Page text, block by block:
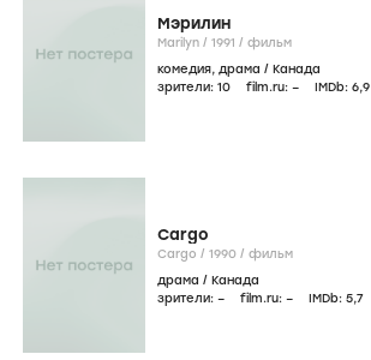
Мэрилин
Marilyn / 1991 / фильм
комедия, драма / Канада
зрители: 10 film.ru: – IMDb: 6,9
Cargo
Cargo / 1990 / фильм
драма / Канада
зрители: – film.ru: – IMDb: 5,7